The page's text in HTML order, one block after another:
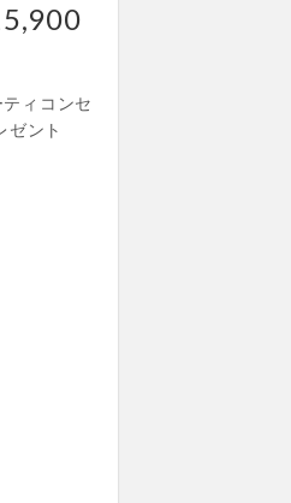
ィコンセ
ゼント